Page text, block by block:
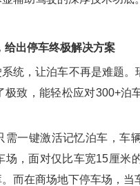
给出停车终极解决方案
，让泊车不再是难题。
致，能轻松应对300+泊
一键激活记忆泊车，车
，面对仅比车宽15厘米
而在商场地下停车场，当